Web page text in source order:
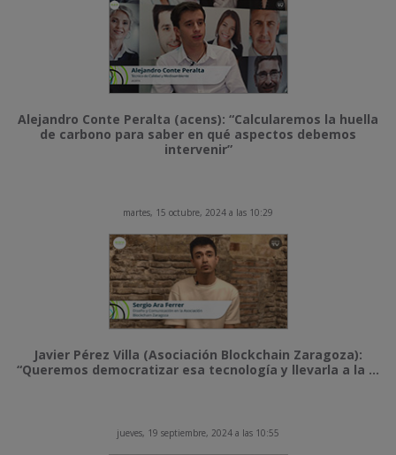
Alejandro Conte Peralta (acens): “Calcularemos la huella
de carbono para saber en qué aspectos debemos
intervenir”
martes, 15 octubre, 2024 a las 10:29
Javier Pérez Villa (Asociación Blockchain Zaragoza):
“Queremos democratizar esa tecnología y llevarla a la ...
jueves, 19 septiembre, 2024 a las 10:55